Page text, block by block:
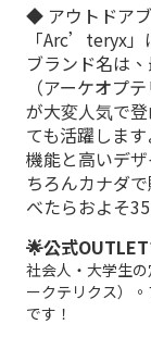
◆ アウトドア
「Arc’teryx」
ブランド名は
（アーケオプ
が大変人気で
ても活躍しま
機能と高いデ
ちろんカナダ
べたらおよそ
🌟公式
社会人・大学生
ークテリクス）
です！